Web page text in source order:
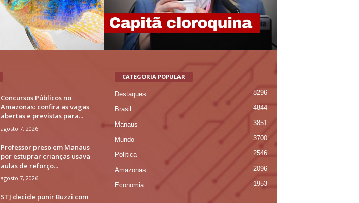
Concursos Públicos no
Amazonas: confira as vagas
abertas e previstas para...
agosto 7, 2026
Professor preso em Manaus
por estuprar crianças usava
aulas de reforço...
agosto 7, 2026
STJ decide punir Buzzi com
CATEGORIA POPULAR
Destaques 8296
Brasil 4844
Manaus 3851
Mundo 3700
Política 2546
Amazonas 2096
Economia 1953